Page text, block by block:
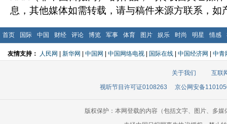
息，其他媒体如需转载，请与稿件来源方联系，如
首页 国际 中国 财经 评论 博览 军事 体育 图片 娱乐 时尚 明星 情感
友情支持： 人民网 | 新华网 | 中国网 | 中国网络电视 | 国际在线 | 中国经济网 | 中青
关于我们
互联
视听节目许可证0108263
京公网安备
版权保护：本网登载的内容（包括文字、图片、多